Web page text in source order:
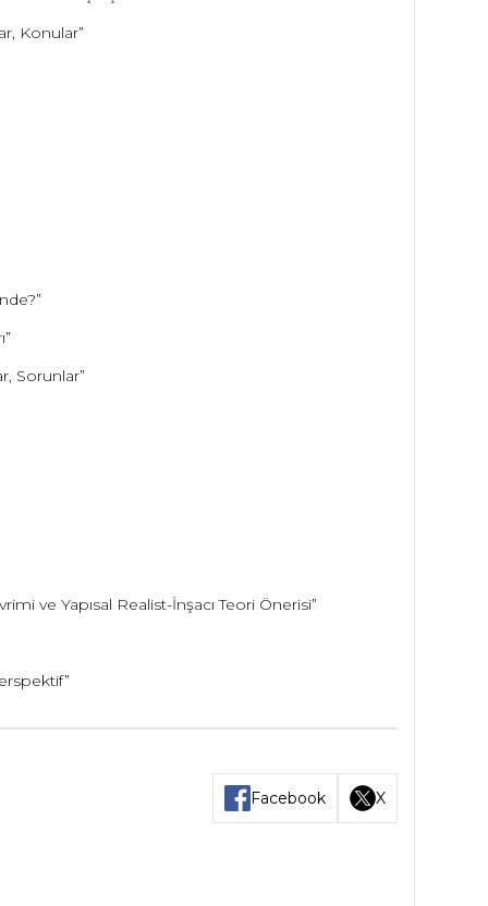
Konular”
Sorunlar”
ve Yapısal Realist-İnşacı Teori Önerisi”
Facebook X